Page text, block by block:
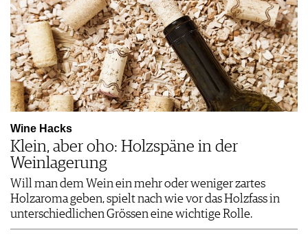
Wine Hacks
Klein, aber oho: Holzspäne in der
Weinlagerung
Will man dem Wein ein mehr oder weniger zartes
Holzaroma geben, spielt nach wie vor das Holzfass in
unterschiedlichen Grössen eine wichtige Rolle.